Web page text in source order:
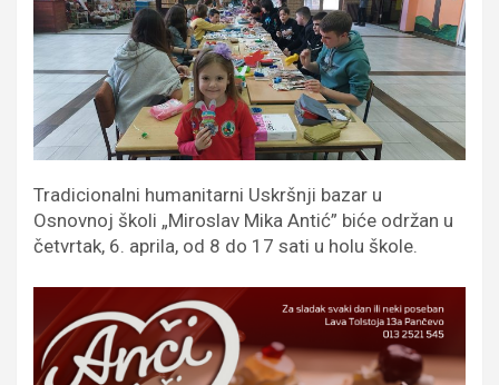
Tradicionalni humanitarni Uskršnji bazar u
Osnovnoj školi „Miroslav Mika Antić” biće održan u
četvrtak, 6. aprila, od 8 do 17 sati u holu škole.